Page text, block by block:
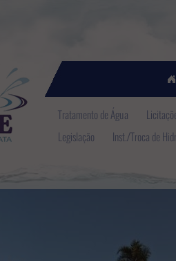
Tratamento de Água
Inst./Troca de
Legislação